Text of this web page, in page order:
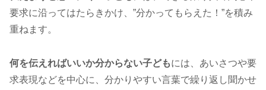
要求に沿ってはたらきかけ、”分かってもらえた！”を積み
重ねます。
何を伝えればいいか分からない子どもには、あいさつや要
求表現などを中心に、分かりやすい言葉で繰り返し聞かせ